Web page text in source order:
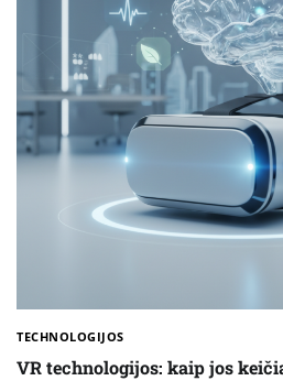
TECHNOLOGIJOS
VR technologijos: kaip jos